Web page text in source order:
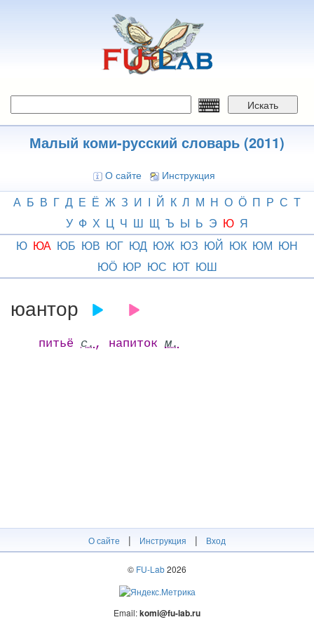
Искать
Малый коми-русский словарь (2011)
О сайте Инструкция
А Б В Г Д Е Ё Ж З И І Й К Л М Н О Ӧ П Р С Т
У Ф Х Ц Ч Ш Щ Ъ Ы Ь Э Ю Я
Ю ЮА ЮБ ЮВ ЮГ ЮД ЮЖ ЮЗ ЮЙ ЮК ЮМ ЮН
ЮӦ ЮР ЮС ЮТ ЮШ
юантор
питьё с., напиток м.
О сайте | Инструкция | Вход
© FU-Lab2026
Email:komi@fu-lab.ru